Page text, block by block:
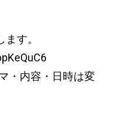
す。
・内容・日時は変